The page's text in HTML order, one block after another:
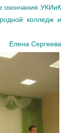
окончания УКИиК
колледж и
Елена Сергеева